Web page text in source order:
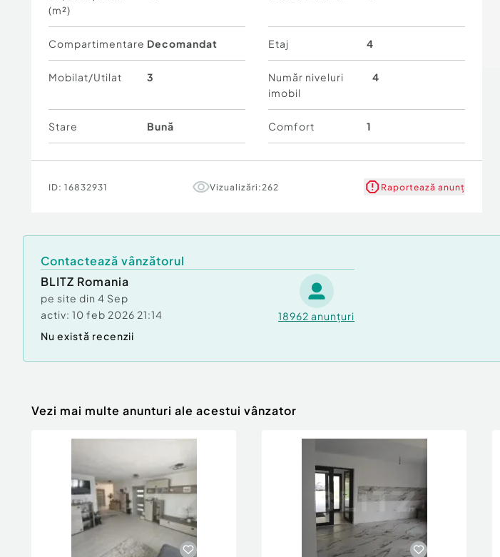
Cod ofertă / ID BLITZ: P171272
Id intern: P171272
Confort:1
Tip imobil:Bloc de apartamente
(m²)
Compartimentare Decomandat Etaj 4
Mobilat/Utilat 3
Număr niveluri
imobil
4
Stare Bună Comfort 1
ID: 16832931 Vizualizări: 262 Raportează anunț
Contactează vânzătorul
BLITZ Romania
pe site din 4 Sep
activ: 10 feb 2026 21:14 18962 anunțuri
Nu există recenzii
Vezi mai multe anunturi ale acestui vânzator